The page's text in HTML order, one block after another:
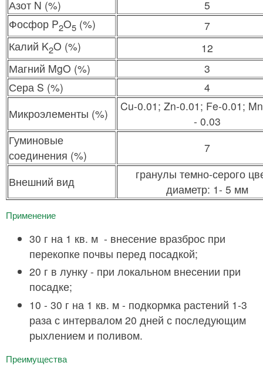
Азот N (%)
5
Фосфор P2O5 (%)
7
Калий K2O (%)
12
Магний MgO (%)
3
Сера S (%)
4
Микроэлементы (%)
Cu-0.01; Zn-0.01; Fe-0.01;
- 0.03
Гуминовые
соединения (%)
7
Внешний вид
гранулы темно-серого
диаметр: 1- 5 мм
Применение
30 г на 1 кв. м - внесение вразброс при
перекопке почвы перед посадкой;
20 г в лунку - при локальном внесении при
посадке;
10 - 30 г на 1 кв. м - подкормка растений 1-3
раза с интервалом 20 дней с последующим
рыхлением и поливом.
Преимущества